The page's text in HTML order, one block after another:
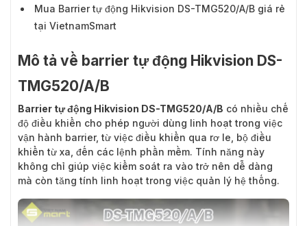
Mua Barrier tự động Hikvision DS-TMG520/A/B giá rẻ
tại VietnamSmart
Mô tả về barrier tự động Hikvision DS-
TMG520/A/B
Barrier tự động Hikvision DS-TMG520/A/B có nhiều chế
độ điều khiển cho phép người dùng linh hoạt trong việc
vận hành barrier, từ việc điều khiển qua rơ le, bộ điều
khiển từ xa, đến các lệnh phần mềm. Tính năng này
không chỉ giúp việc kiểm soát ra vào trở nên dễ dàng
mà còn tăng tính linh hoạt trong việc quản lý hệ thống.